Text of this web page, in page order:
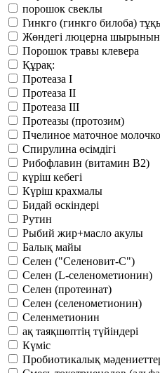
порошок свеклы
Гинкго (гинкго билоба)
Жөндегі люцерна
Порошок травы клевера
Құрақ:
Протеаза I
Протеаза II
Протеаза III
Протеазы (протозим)
Пчелиное маточное молочко
Спирулина өсімдігі
Рибофлавин (витамин В2)
күріш кебегі
Күріш крахмалы
Бидай өскіндері
Рутин
Рыбий жир+масло акулы
Балық майы
Селен ("Селеновит-С")
Селен (L-селенометионин)
Селен (протеинат)
Селен (селенометионин)
Селенметионин
ақ таяқшөптің түйіндері
Күміс
Пробиотикалық